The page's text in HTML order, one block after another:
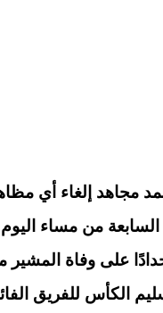
مجاهد إلغاء أي
من مساء
على وفاة
الكأس للفريق